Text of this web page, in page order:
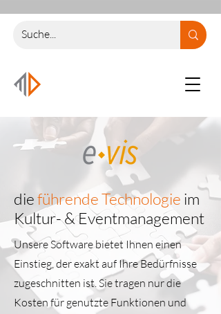
dieführende Technologie im
Kultur- & Eventmanagement
Unsere Software bietet Ihnen einen
Einstieg, der exakt auf Ihre Bedürfnisse
zugeschnitten ist. Sie tragen nur die
Kosten für genutzte Funktionen und